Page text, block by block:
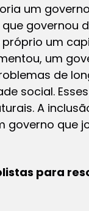
um
governou
um
um
de
social.
A
governo que
para